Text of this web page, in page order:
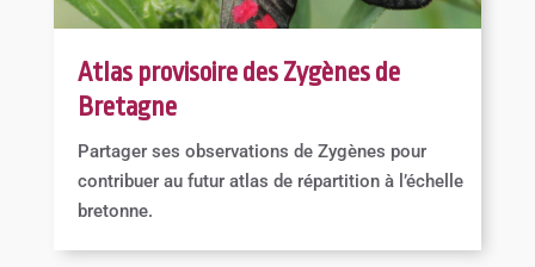
Atlas provisoire des Zygènes de
Bretagne
Partager ses observations de Zygènes pour
contribuer au futur atlas de répartition à l’échelle
bretonne.